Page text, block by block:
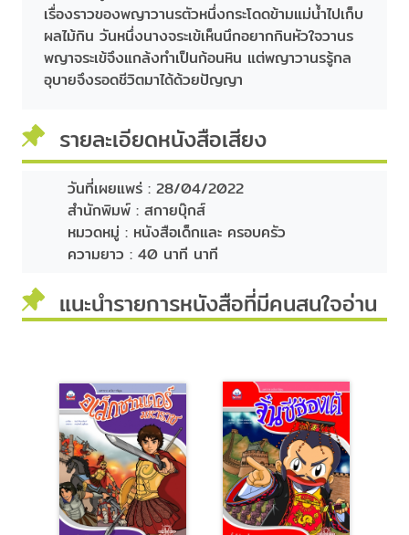
เรื่องราวของพญาวานรตัวหนึ่งกระโดดข้ามแม่น้ำไปเก็บ
ผลไม้กิน วันหนึ่งนางจระเข้เห็นนึกอยากกินหัวใจวานร
พญาจระเข้จึงแกล้งทำเป็นก้อนหิน แต่พญาวานรรู้กล
อุบายจึงรอดชีวิตมาได้ด้วยปัญญา
รายละเอียดหนังสือเสียง
วันที่เผยแพร่ : 28/04/2022
สำนักพิมพ์ : สกายบุ๊กส์
หมวดหมู่ : หนังสือเด็กและ ครอบครัว
ความยาว : 40 นาที นาที
แนะนำรายการหนังสือที่มีคนสนใจอ่าน